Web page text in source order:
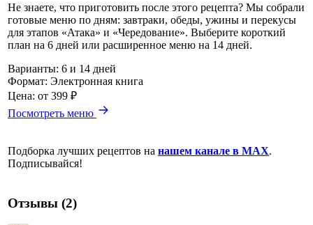
Не знаете, что приготовить после этого рецепта? Мы собрали
готовые меню по дням: завтраки, обеды, ужины и перекусы
для этапов «Атака» и «Чередование». Выберите короткий
план на 6 дней или расширенное меню на 14 дней.
Варианты: 6 и 14 дней
Формат: Электронная книга
Цена: от 399 ₽
Посмотреть меню
Подборка лучших рецептов на нашем канале в MAX.
Подписывайся!
Отзывы (2)